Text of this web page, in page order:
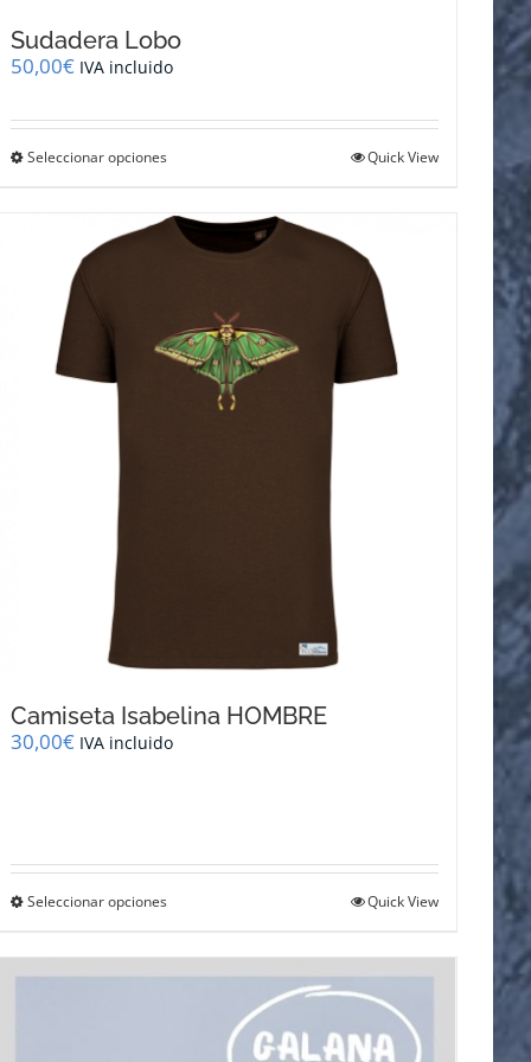
Sudadera Lobo
50,00€ IVA incluido
Seleccionar opcionesEste
múltiples
variantes.
se
pueden
elegir
Quick View
Camiseta Isabelina HOMBRE
30,00€ IVA incluido
Seleccionar opcionesEste
múltiples
opciones
Quick View